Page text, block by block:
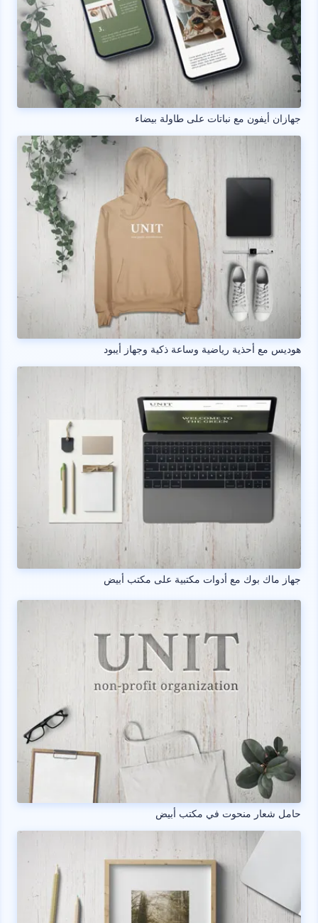
جهازان أيفون مع نباتات على طاولة بيضاء
هوديس مع أحذية رياضية وساعة ذكية وجهاز أيبود
جهاز ماك بوك مع أدوات مكتبية على مكتب أبيض
حامل شعار منحوت في مكتب أبيض